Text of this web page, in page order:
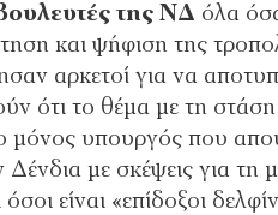
της ΝΔ όλα
και ψήφιση της
αρκετοί για να
ότι το θέμα με τη
ο μόνος υπουργός που
με σκέψεις για
είναι «επίδοξοι